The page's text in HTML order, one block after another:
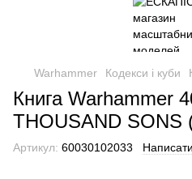
Warhammer Кодекси і куби
Книга Warhammer
THOUSAND SONS
Артикул: 60030102033 Написати